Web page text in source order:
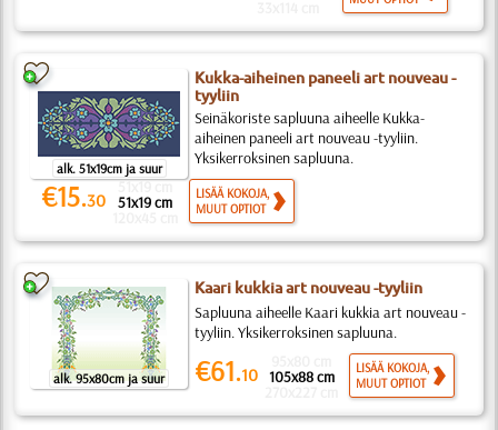
alk. 51x19cm ja suur
Kukka-aiheinen paneeli art nouveau -
tyyliin
Seinäkoriste sapluuna aiheelle Kukka-
aiheinen paneeli art nouveau -tyyliin.
Yksikerroksinen sapluuna.
€15.30
51x19 cm
51x19 cm
LISÄÄ KOKOJA,
MUUT OPTIOT
alk. 95x80cm ja suur
Kaari kukkia art nouveau -tyyliin
Sapluuna aiheelle Kaari kukkia art nouveau -
tyyliin. Yksikerroksinen sapluuna.
€61.10 105x88 cm
LISÄÄ KOKOJA,
MUUT OPTIOT